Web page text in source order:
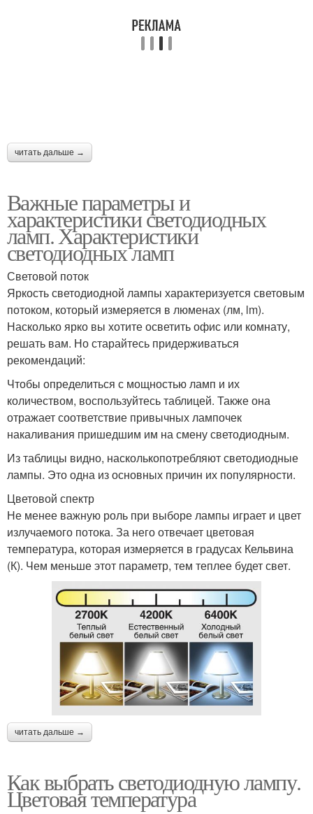
читать дальше →
Важные параметры и
характеристики светодиодных
ламп. Характеристики
светодиодных ламп
Световой поток
Яркость светодиодной лампы характеризуется световым
потоком, который измеряется в люменах (лм, lm).
Насколько ярко вы хотите осветить офис или комнату,
решать вам. Но старайтесь придерживаться
рекомендаций:
Чтобы определиться с мощностью ламп и их
количеством, воспользуйтесь таблицей. Также она
отражает соответствие привычных лампочек
накаливания пришедшим им на смену светодиодным.
Из таблицы видно, насколькопотребляют светодиодные
лампы. Это одна из основных причин их популярности.
Цветовой спектр
Не менее важную роль при выборе лампы играет и цвет
излучаемого потока. За него отвечает цветовая
температура, которая измеряется в градусах Кельвина
(К). Чем меньше этот параметр, тем теплее будет свет.
читать дальше →
Как выбрать светодиодную лампу.
Цветовая температура